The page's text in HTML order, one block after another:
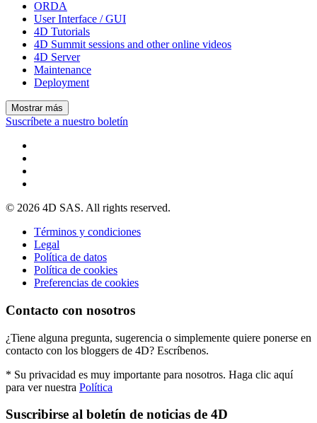
ORDA
User Interface / GUI
4D Tutorials
4D Summit sessions and other online videos
4D Server
Maintenance
Deployment
Mostrar más
Suscríbete a nuestro boletín
© 2026 4D SAS. All rights reserved.
Términos y condiciones
Legal
Política de datos
Política de cookies
Preferencias de cookies
Contacto con nosotros
¿Tiene alguna pregunta, sugerencia o simplemente quiere ponerse en
contacto con los bloggers de 4D? Escríbenos.
* Su privacidad es muy importante para nosotros. Haga clic aquí
para ver nuestra Política
Suscribirse al boletín de noticias de 4D